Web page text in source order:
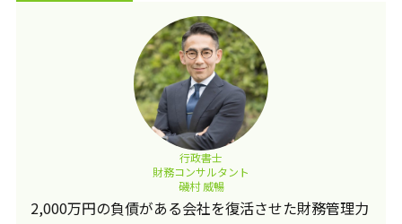
行政書士
財務コンサルタント
磯村 威暢
2,000万円の負債がある会社を復活させた財務管理力